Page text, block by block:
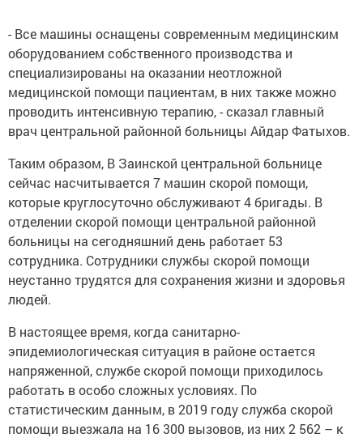
- Все машины оснащены современным медицинским
оборудованием собственного производства и
специализированы на оказании неотложной
медицинской помощи пациентам, в них также можно
проводить интенсивную терапию, - сказал главный
врач центральной районной больницы Айдар Фатыхов.
Таким образом, В Заинской центральной больнице
сейчас насчитывается 7 машин скорой помощи,
которые круглосуточно обслуживают 4 бригады. В
отделении скорой помощи центральной районной
больницы на сегодняшний день работает 53
сотрудника. Сотрудники службы скорой помощи
неустанно трудятся для сохранения жизни и здоровья
людей.
В настоящее время, когда санитарно-
эпидемиологическая ситуация в районе остается
напряженной, службе скорой помощи приходилось
работать в особо сложных условиях. По
статистическим данным, в 2019 году служба скорой
помощи выезжала на 16 300 вызовов, из них 2 562 – к